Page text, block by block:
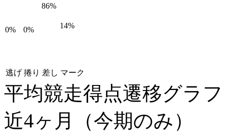
0% 0%
86%
14%
逃げ 捲り 差し マーク
平均競走得点遷移グラ
近4ヶ月（今期のみ）